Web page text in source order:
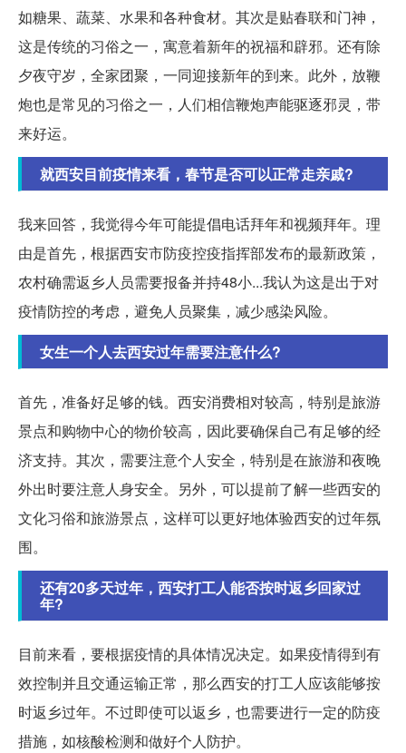
如糖果、蔬菜、水果和各种食材。其次是贴春联和门神，
这是传统的习俗之一，寓意着新年的祝福和辟邪。还有除
夕夜守岁，全家团聚，一同迎接新年的到来。此外，放鞭
炮也是常见的习俗之一，人们相信鞭炮声能驱逐邪灵，带
来好运。
就西安目前疫情来看，春节是否可以正常走亲戚?
我来回答，我觉得今年可能提倡电话拜年和视频拜年。理
由是首先，根据西安市防疫控疫指挥部发布的最新政策，
农村确需返乡人员需要报备并持48小...我认为这是出于对
疫情防控的考虑，避免人员聚集，减少感染风险。
女生一个人去西安过年需要注意什么?
首先，准备好足够的钱。西安消费相对较高，特别是旅游
景点和购物中心的物价较高，因此要确保自己有足够的经
济支持。其次，需要注意个人安全，特别是在旅游和夜晚
外出时要注意人身安全。另外，可以提前了解一些西安的
文化习俗和旅游景点，这样可以更好地体验西安的过年氛
围。
还有20多天过年，西安打工人能否按时返乡回家过
年?
目前来看，要根据疫情的具体情况决定。如果疫情得到有
效控制并且交通运输正常，那么西安的打工人应该能够按
时返乡过年。不过即使可以返乡，也需要进行一定的防疫
措施，如核酸检测和做好个人防护。